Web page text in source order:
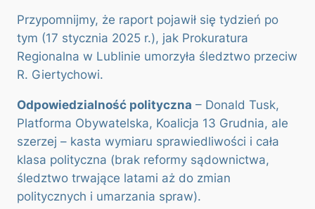
Przypomnijmy, że raport pojawił się tydzień po
tym (17 stycznia 2025 r.), jak Prokuratura
Regionalna w Lublinie umorzyła śledztwo przeciw
R. Giertychowi.
Odpowiedzialność polityczna – Donald Tusk,
Platforma Obywatelska, Koalicja 13 Grudnia, ale
szerzej – kasta wymiaru sprawiedliwości i cała
klasa polityczna (brak reformy sądownictwa,
śledztwo trwające latami aż do zmian
politycznych i umarzania spraw).